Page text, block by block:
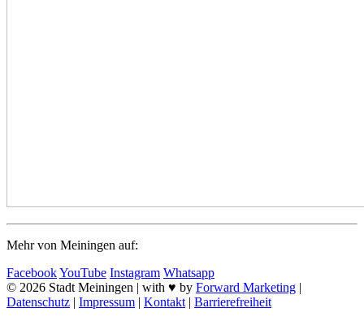
Mehr von Meiningen auf:
FacebookYouTube Instagram Whatsapp
© 2026 Stadt Meiningen | with ♥ by Forward Marketing |
Datenschutz | Impressum | Kontakt | Barrierefreiheit